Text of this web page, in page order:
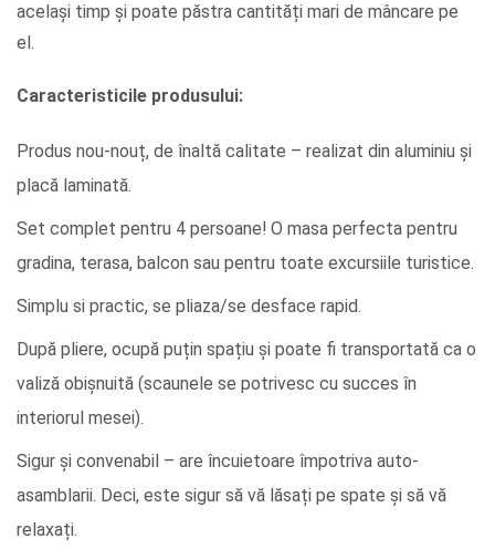
același timp și poate păstra cantități mari de mâncare pe
el.
Caracteristicile produsului:
Produs nou-nouț, de înaltă calitate – realizat din aluminiu și
placă laminată.
Set complet pentru 4 persoane! O masa perfecta pentru
gradina, terasa, balcon sau pentru toate excursiile turistice.
Simplu si practic, se pliaza/se desface rapid.
După pliere, ocupă puțin spațiu și poate fi transportată ca o
valiză obișnuită (scaunele se potrivesc cu succes în
interiorul mesei).
Sigur și convenabil – are încuietoare împotriva auto-
asamblarii. Deci, este sigur să vă lăsați pe spate și să vă
relaxați.